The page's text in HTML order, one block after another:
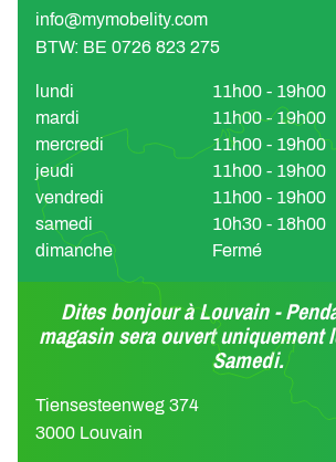
info@mymobelity.com
BTW: BE 0726 823 275
lundi
11h00 - 19h00
mardi
11h00 - 19h00
mercredi
11h00 - 19h00
jeudi
11h00 - 19h00
vendredi
11h00 - 19h00
samedi
10h30 - 18h00
dimanche
Fermé
Dites bonjour à Louvain -
magasin sera ouvert uniquement
Samedi.
Tiensesteenweg 374
3000 Louvain